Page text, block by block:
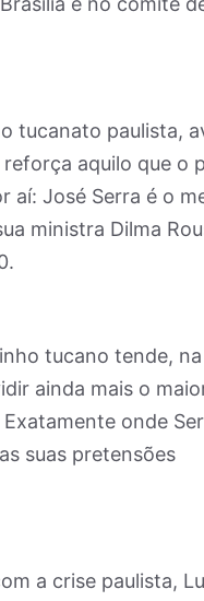
tucanato paulista,
aquilo que o
aí: José Serra é o
ministra Dilma
tucano tende,
ainda mais o
onde
suas pretensões
a crise paulista,